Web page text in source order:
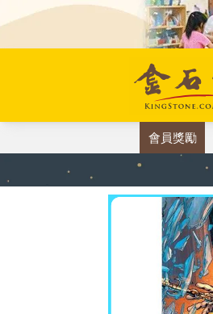
會員獎勵